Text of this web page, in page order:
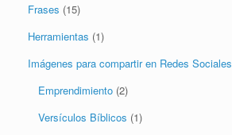
Frases (15)
Herramientas (1)
Imágenes para compartir en Redes Sociales
Emprendimiento (2)
Versículos Bíblicos (1)